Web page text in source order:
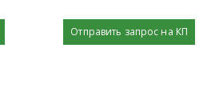
Отправить запрос на КП